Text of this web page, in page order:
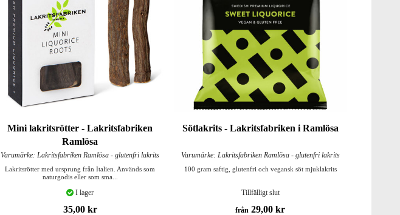
Mini lakritsrötter - Lakritsfabriken
Ramlösa
Varumärke: Lakritsfabriken Ramlösa - glutenfri lakrits
Lakritsrötter med ursprung från Italien. Används som
naturgodis eller som sma...
I lager
35,00 kr
Sötlakrits - Lakritsfabriken i Ramlösa
Varumärke: Lakritsfabriken Ramlösa - glutenfri lakrits
100 gram saftig, glutenfri och vegansk söt mjuklakrits
Tillfälligt slut
från 29,00 kr